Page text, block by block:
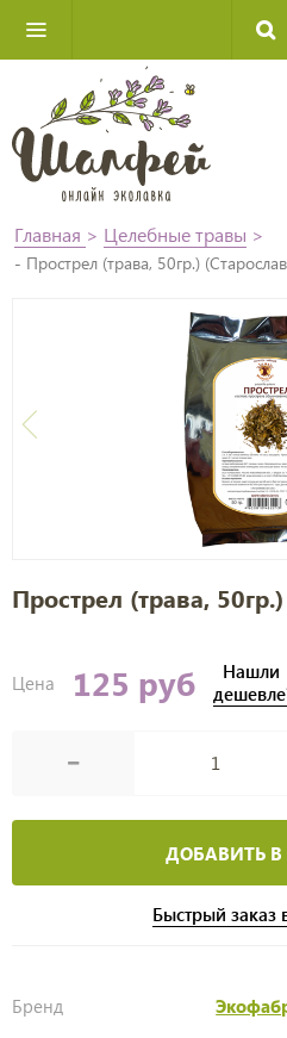
Главная > Целебные травы >
- Прострел (трава, 50гр.)
Прострел (трава,
Цена 125 руб
Нашли
ДОБАВИТЬ В
Быстрый заказ
Бренд